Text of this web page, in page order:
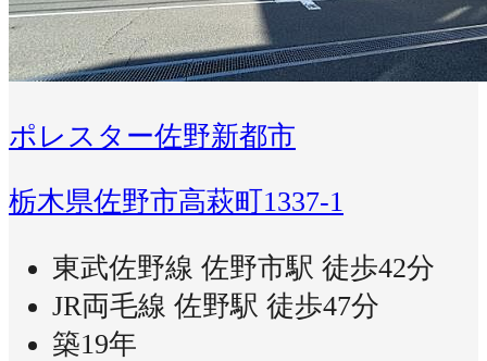
ポレスター佐野新都市
栃木県佐野市高萩町1337-1
東武佐野線 佐野市駅 徒歩42分
JR両毛線 佐野駅 徒歩47分
築19年